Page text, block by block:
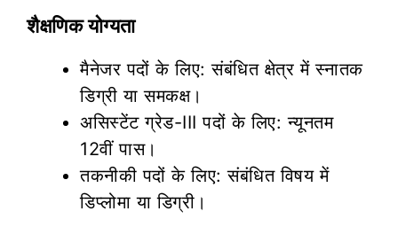
शैक्षणिक योग्यता
मैनेजर पदों के लिए: संबंधित क्षेत्र में स्नातक
डिग्री या समकक्ष।
असिस्टेंट ग्रेड-III पदों के लिए: न्यूनतम
12वीं पास।
तकनीकी पदों के लिए: संबंधित विषय में
डिप्लोमा या डिग्री।